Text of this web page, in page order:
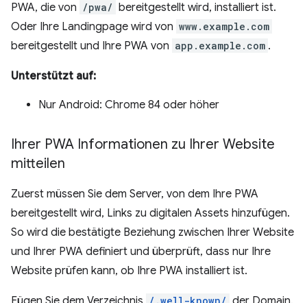
PWA, die von /pwa/ bereitgestellt wird, installiert ist.
Oder Ihre Landingpage wird von www.example.com
bereitgestellt und Ihre PWA von app.example.com .
Unterstützt auf:
Nur Android: Chrome 84 oder höher
Ihrer PWA Informationen zu Ihrer Website
mitteilen
Zuerst müssen Sie dem Server, von dem Ihre PWA
bereitgestellt wird, Links zu digitalen Assets hinzufügen.
So wird die bestätigte Beziehung zwischen Ihrer Website
und Ihrer PWA definiert und überprüft, dass nur Ihre
Website prüfen kann, ob Ihre PWA installiert ist.